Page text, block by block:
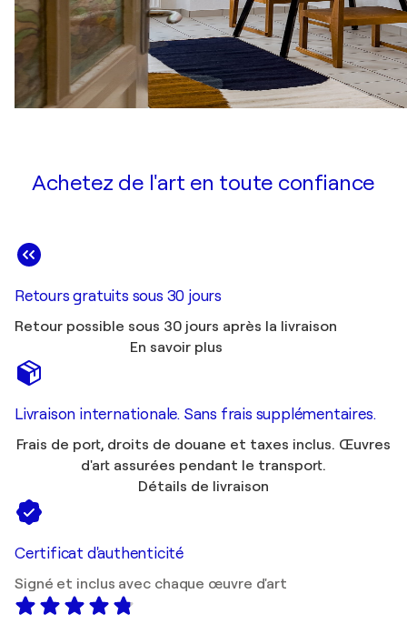
Achetez de l'art en toute confiance
Retours gratuits sous 30 jours
Retour possible sous 30 jours après la livraison
En savoir plus
Livraison internationale. Sans frais supplémentaires.
Frais de port, droits de douane et taxes inclus. Œuvres
d'art assurées pendant le transport.
Détails de livraison
Certificat d'authenticité
Signé et inclus avec chaque œuvre d'art